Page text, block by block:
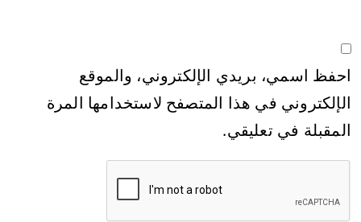
احفظ اسمي، بريدي الإلكتروني، والموقع
الإلكتروني في هذا المتصفح لاستخدامها المرة
المقبلة في تعليقي.